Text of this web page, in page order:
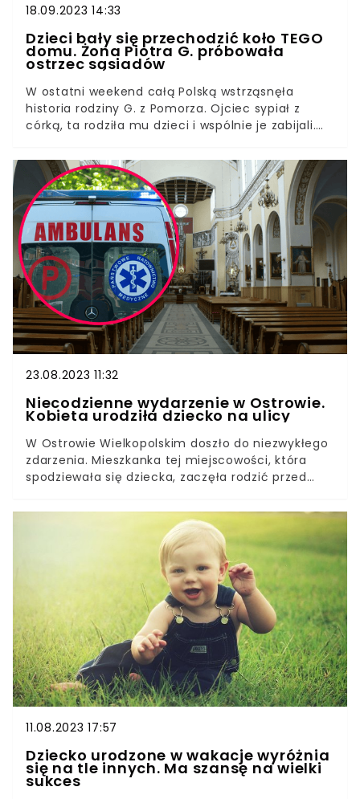
18.09.2023 14:33
Dzieci bały się przechodzić koło TEGO
domu. Żona Piotra G. próbowała
ostrzec sąsiadów
W ostatni weekend całą Polską wstrząsnęła
historia rodziny G. z Pomorza. Ojciec sypiał z
córką, ta rodziła mu dzieci i wspólnie je zabijali.
pojawiające się nowe informacje, przerażały
wszystkich coraz bardziej. Co wiemy o
mężczyźnie, który zgotował piekło rodzinie?
Jeszcze w sobotni poranek, przed znalezieniem
ciałka trzeciego dziecka sąsiedzi mówili o G., że
to inteligentny człowiek, nie pił i dziećmi się
zajmował, jakby przedszkole prowadził. Z czasem
zmienili narrację. O Piotrze wiadomo coraz
więcej. Aż dziw, że nikt wcześniej nie reagował na
to, co działo się w domu w Czernikach. Nawet
jego żona ostrzegała ludzi przed śmiercią.
23.08.2023 11:32
Niecodzienne wydarzenie w Ostrowie.
Kobieta urodziła dziecko na ulicy
W Ostrowie Wielkopolskim doszło do niezwykłego
zdarzenia. Mieszkanka tej miejscowości, która
spodziewała się dziecka, zaczęła rodzić przed
miesiące przed czasem.Poród uliczny zdarza się
bardzo rzadko. W tym przypadku wszystko
potoczyło się szczęśliwie. I chyba musiało tak
być, bo dziecko przyszło na świat w czepku.
11.08.2023 17:57
Dziecko urodzone w wakacje wyróżnia
się na tle innych. Ma szansę na wielki
sukces